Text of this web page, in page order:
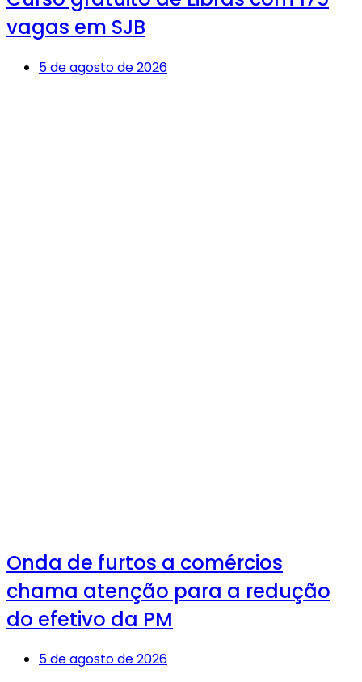
vagas em SJB
5 de agosto de 2026
Onda de furtos a comércios
chama atenção para a redução
do efetivo da PM
5 de agosto de 2026